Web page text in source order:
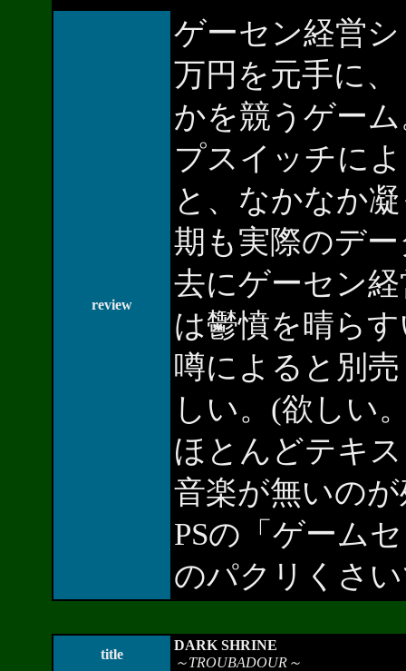
review
ゲーセン経営
万円を元手に
かを競うゲー
プスイッチに
と、なかなか
期も実際のデ
去にゲーセン
は鬱憤を晴ら
噂によると別
しい。(欲しい
ほとんどテキ
音楽が無いの
PSの「ゲーム
のパクリくさ
title
DARK SHRINE
～TROUBADOUR～